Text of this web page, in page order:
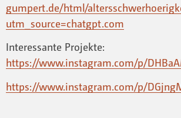
gumpert.de/html/
utm_source=chatgpt.com
Interessante Projekte:
https://www.instagram.com/p/
https://www.instagram.com/p/